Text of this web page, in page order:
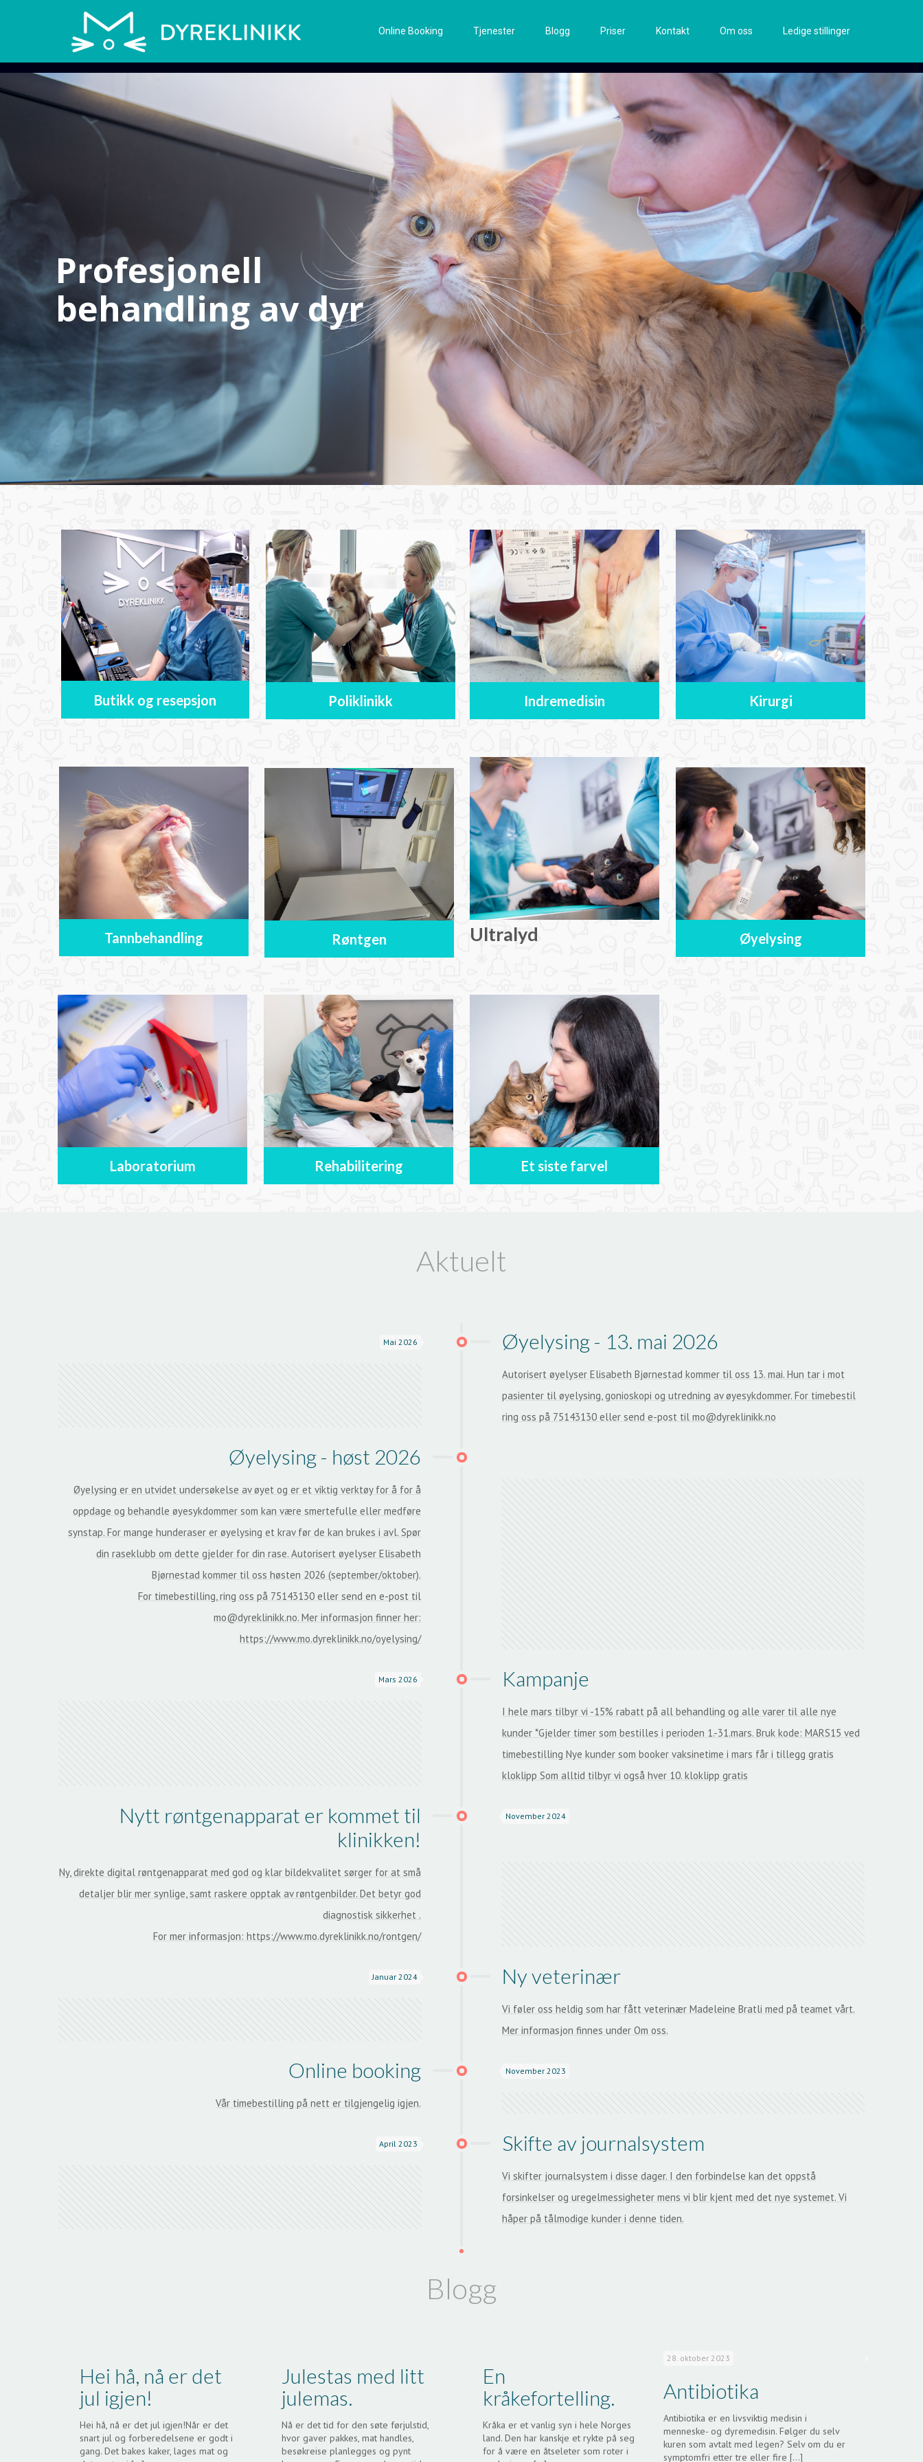
Online Booking Tjenester Blogg Priser Kontakt Om oss Ledige stillinger
Profesjonell
behandling av dyr
Vi har satset på høy faglig kompetanse
gjennom videreutdanning, og har investert i nytt
moderne utstyr for å kunne tilby den beste
behandling for deg og ditt kjæledyr.
Butikk og resepsjon Poliklinikk Indremedisin Kirurgi
Tannbehandling Røntgen Ultralyd Øyelysing
Laboratorium Rehabilitering Et siste farvel
Aktuelt
Mai 2026 Øyelysing - 13. mai 2026
Autorisert øyelyser Elisabeth Bjørnestad kommer til oss 13. mai. Hun tar i mot
pasienter til øyelysing, gonioskopi og utredning av øyesykdommer. For timebestil
ring oss på 75143130 eller send e-post til mo@dyreklinikk.no
Øyelysing - høst 2026
Øyelysing er en utvidet undersøkelse av øyet og er et viktig verktøy for å for å
oppdage og behandle øyesykdommer som kan være smertefulle eller medføre
synstap. For mange hunderaser er øyelysing et krav før de kan brukes i avl. Spør
din raseklubb om dette gjelder for din rase. Autorisert øyelyser Elisabeth
Bjørnestad kommer til oss høsten 2026 (september/oktober).
For timebestilling, ring oss på 75143130 eller send en e-post til
mo@dyreklinikk.no. Mer informasjon finner her:
https://www.mo.dyreklinikk.no/oyelysing/
Mars 2026 Kampanje
I hele mars tilbyr vi -15% rabatt på all behandling og alle varer til alle nye
kunder *Gjelder timer som bestilles i perioden 1.-31.mars. Bruk kode: MARS15 ved
timebestilling Nye kunder som booker vaksinetime i mars får i tillegg gratis
kloklipp Som alltid tilbyr vi også hver 10. kloklipp gratis
November 2024
Nytt røntgenapparat er kommet til
klinikken!
Ny, direkte digital røntgenapparat med god og klar bildekvalitet sørger for at små
detaljer blir mer synlige, samt raskere opptak av røntgenbilder. Det betyr god
diagnostisk sikkerhet .
For mer informasjon: https://www.mo.dyreklinikk.no/rontgen/
Januar 2024 Ny veterinær
Vi føler oss heldig som har fått veterinær Madeleine Bratli med på teamet vårt.
Mer informasjon finnes under Om oss.
November 2023
Online booking
Vår timebestilling på nett er tilgjengelig igjen.
April 2023 Skifte av journalsystem
Vi skifter journalsystem i disse dager. I den forbindelse kan det oppstå
forsinkelser og uregelmessigheter mens vi blir kjent med det nye systemet. Vi
håper på tålmodige kunder i denne tiden.
Blogg
Hei hå, nå er det
jul igjen!
Hei hå, nå er det jul igjen!Når er det
snart jul og forberedelsene er godt i
gang. Det bakes kaker, lages mat og
Julestas med litt
julemas.
Nå er det tid for den søte førjulstid,
hvor gaver pakkes, mat handles,
besøkreise planlegges og pynt
En
kråkefortelling.
Kråka er et vanlig syn i hele Norges
land. Den har kanskje et rykte på seg
for å være en åtseleter som roter i
28. oktober 2023
Antibiotika
Antibiotika er en livsviktig medisin i
menneske- og dyremedisin. Følger du selv
kuren som avtalt med legen? Selv om du er
symptomfri etter tre eller fire […]